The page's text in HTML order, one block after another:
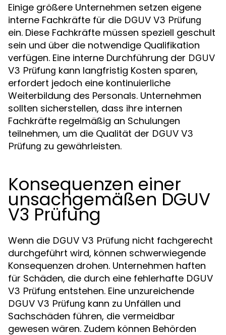
Einige größere Unternehmen setzen eigene
interne Fachkräfte für die DGUV V3 Prüfung
ein. Diese Fachkräfte müssen speziell geschult
sein und über die notwendige Qualifikation
verfügen. Eine interne Durchführung der DGUV
V3 Prüfung kann langfristig Kosten sparen,
erfordert jedoch eine kontinuierliche
Weiterbildung des Personals. Unternehmen
sollten sicherstellen, dass ihre internen
Fachkräfte regelmäßig an Schulungen
teilnehmen, um die Qualität der DGUV V3
Prüfung zu gewährleisten.
Konsequenzen einer
unsachgemäßen DGUV
V3 Prüfung
Wenn die DGUV V3 Prüfung nicht fachgerecht
durchgeführt wird, können schwerwiegende
Konsequenzen drohen. Unternehmen haften
für Schäden, die durch eine fehlerhafte DGUV
V3 Prüfung entstehen. Eine unzureichende
DGUV V3 Prüfung kann zu Unfällen und
Sachschäden führen, die vermeidbar
gewesen wären. Zudem können Behörden